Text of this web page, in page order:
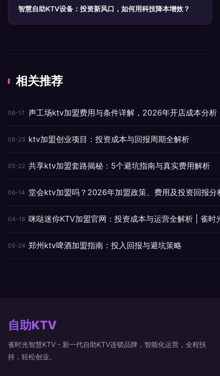
智慧自助KTV设备：投资新风口，如何用科技降本增效？
相关推荐
06-17 声工场ktv加盟费用与条件详解，2026年开店成本分析
06-23 ktv加盟创业项目：投资成本与回报周期全解析
05-22 共享ktv加盟套路揭秘：5个避坑指南与真实费用解析
06-14 堂会ktv加盟吗？2026年加盟政策、费用及投资回报分
04-18 咪哒迷你KTV加盟官网：投资成本与运营全解析 | 雀时
05-24 郑州ktv啤酒加盟指南：投入回报与避坑策略
自助KTV
雀时光智慧KTV - 新一代自助KTV连锁品牌，智能化运营，全程扶
持，轻松创业。